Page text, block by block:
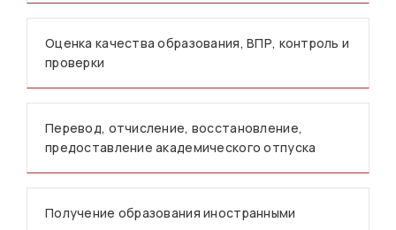
Оценка качества образования, ВПР, контроль и
проверки
Перевод, отчисление, восстановление,
предоставление академического отпуска
Получение образования иностранными